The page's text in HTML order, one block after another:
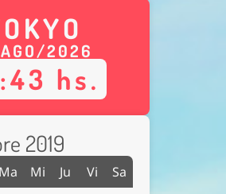
AGO/2026
:43 hs.
2019
Ma Mi Ju Vi
Sa